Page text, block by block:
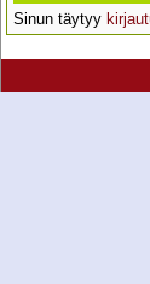
Sinun täytyy